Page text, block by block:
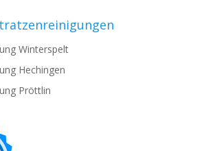
Winterspelt
Hechingen
Pröttlin